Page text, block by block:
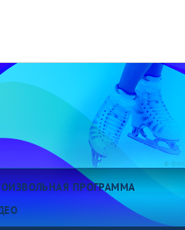
ПРОГРАММА